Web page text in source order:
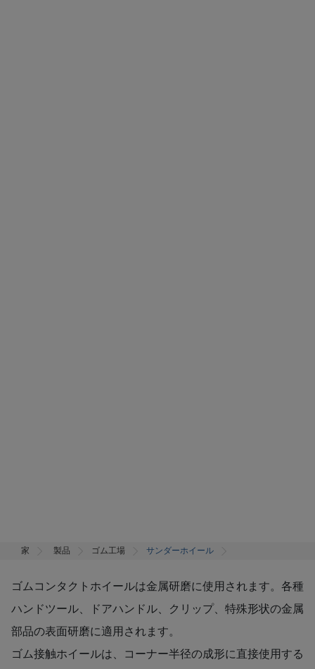
家 製品 ゴム工場 サンダーホイール
ゴムコンタクトホイールは金属研磨に使用されます。各種
ハンドツール、ドアハンドル、クリップ、特殊形状の金属
部品の表面研磨に適用されます。
ゴム接触ホイールは、コーナー半径の成形に直接使用する